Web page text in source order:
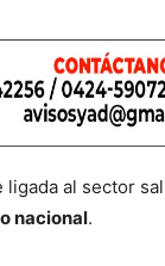
al sector
nacional.